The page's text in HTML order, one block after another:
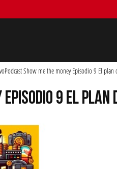
Show me the money Episodio 9 El plan
9 EL PLAN